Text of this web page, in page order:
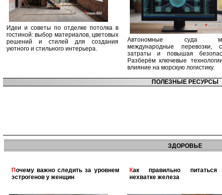
Идеи и советы по отделке потолка в
гостиной: выбор материалов, цветовых
решений и стилей для создания
уютного и стильного интерьера.
Автономные суда
международные перевозки,
затраты и повышая
Разберём ключевые
влияние на морскую логистику.
ПОЛЕЗНЫЕ РЕСУРСЫ
ЗДОРОВЬЕ
Почему важно следить за уровнем
эстрогенов у женщин
Как правильно питаться при
нехватке железа